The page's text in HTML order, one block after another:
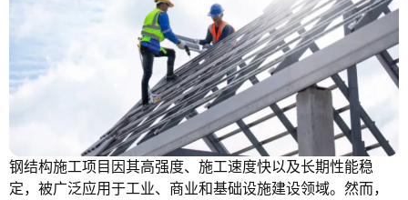
钢结构施工项目因其高强度、施工速度快以及长期性能稳
定，被广泛应用于工业、商业和基础设施建设领域。然而，